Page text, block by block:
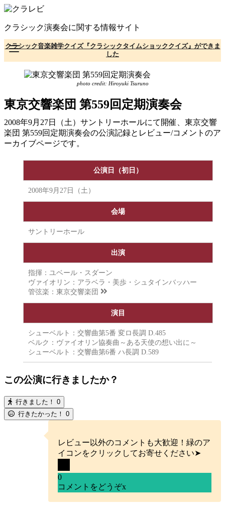
コ
テ
ン
ツ
へ
クラシック演奏会に関する情報サイト
クラシック音楽雑学クイズ『クラシックタイムショッククイズ』ができま
した
photo credit: Hiroyuki Tsuruno
東京交響楽団 第559回定期演奏会
2008年9月27日（土）サントリーホールにて開催、東京交響
楽団 第559回定期演奏会の公演記録とレビュー/コメントのア
ーカイブページです。
公演日（初日）
2008年9月27日（土）
会場
サントリーホール
出演
指揮：ユベール・スダーン
ヴァイオリン：アラベラ・美歩・シュタインバッハー
管弦楽： 東京交響楽団
演目
シューベルト：交響曲第5番 変ロ長調 D.485
ベルク：ヴァイオリン協奏曲～ある天使の想い出に～
シューベルト：交響曲第6番 ハ長調 D.589
この公演に行きましたか？
行きました！ 0
行きたかった！ 0
レビュー以外のコメントも大歓迎！緑のア
イコンをクリックしてお寄せください➤
0
コメントをどうぞx